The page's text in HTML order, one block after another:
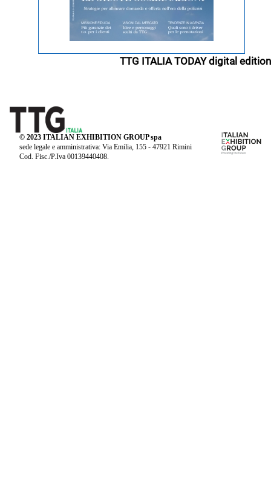
TTG ITALIA TODAY digital edition
© 2023 ITALIAN EXHIBITION GROUP spa
sede legale e amministrativa: Via Emilia, 155 - 47921 Rimini
Cod. Fisc./P.Iva 00139440408.